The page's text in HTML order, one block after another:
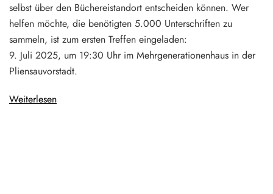
selbst über den Büchereistandort entscheiden können. Wer
helfen möchte, die benötigten 5.000 Unterschriften zu
sammeln, ist zum ersten Treffen eingeladen:
9. Juli 2025, um 19:30 Uhr im Mehrgenerationenhaus in der
Pliensauvorstadt.
Weiterlesen